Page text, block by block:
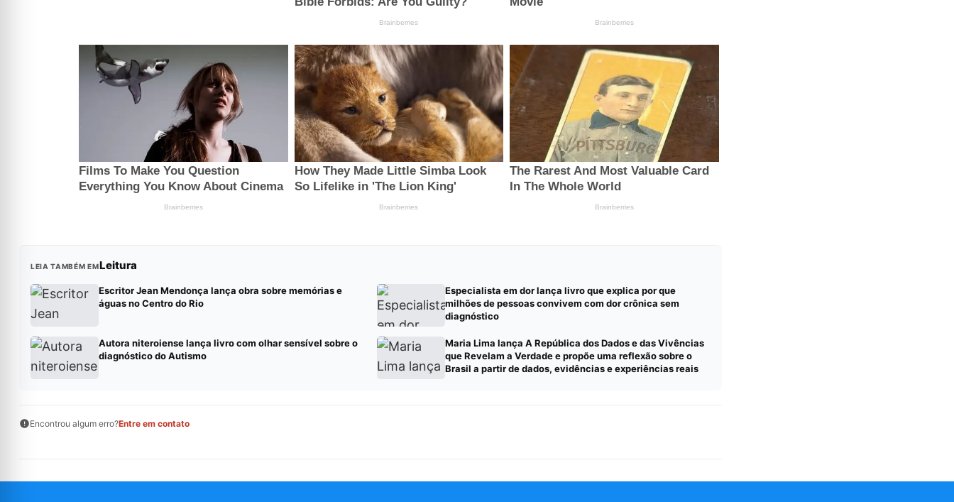
LEIA TAMBÉM EMLeitura
Escritor Jean Mendonça lança obra sobre memórias e
águas no Centro do Rio
Especialista em dor lança livro que explica por que
milhões de pessoas convivem com dor crônica sem
diagnóstico
Autora niteroiense lança livro com olhar sensível sobre o
diagnóstico do Autismo
Maria Lima lança A República dos Dados e das Vivências
que Revelam a Verdade e propõe uma reflexão sobre o
Brasil a partir de dados, evidências e experiências reais
Encontrou algum erro?Entre em contato